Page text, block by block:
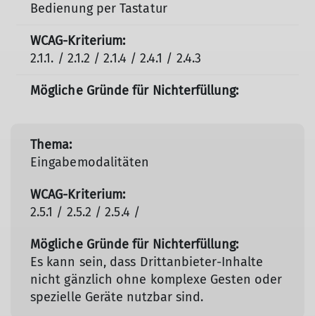
Bedienung per Tastatur
2.1.1. / 2.1.2 / 2.1.4 / 2.4.1 / 2.4.3
Eingabemodalitäten
2.5.1 / 2.5.2 / 2.5.4 /
Es kann sein, dass Drittanbieter-Inhalte
nicht gänzlich ohne komplexe Gesten oder
spezielle Geräte nutzbar sind.